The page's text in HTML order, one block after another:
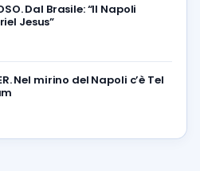
Dal Brasile: “Il Napoli
Jesus”
Nel mirino del Napoli c’è Tel